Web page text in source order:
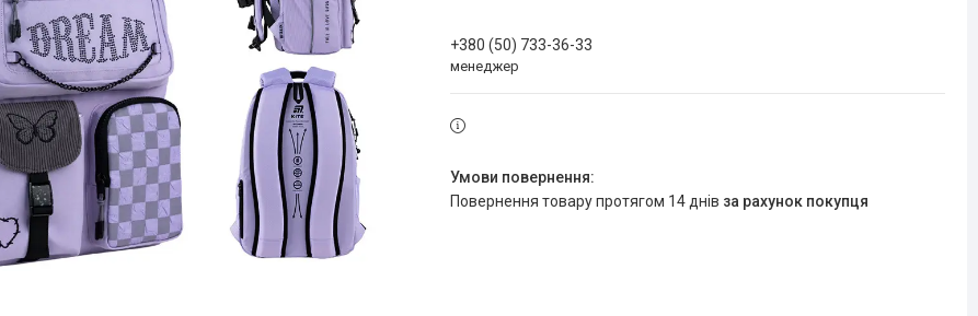
+380 (50) 733-36-33
менеджер
повернення товару протягом 14 днів за рахунок покупця